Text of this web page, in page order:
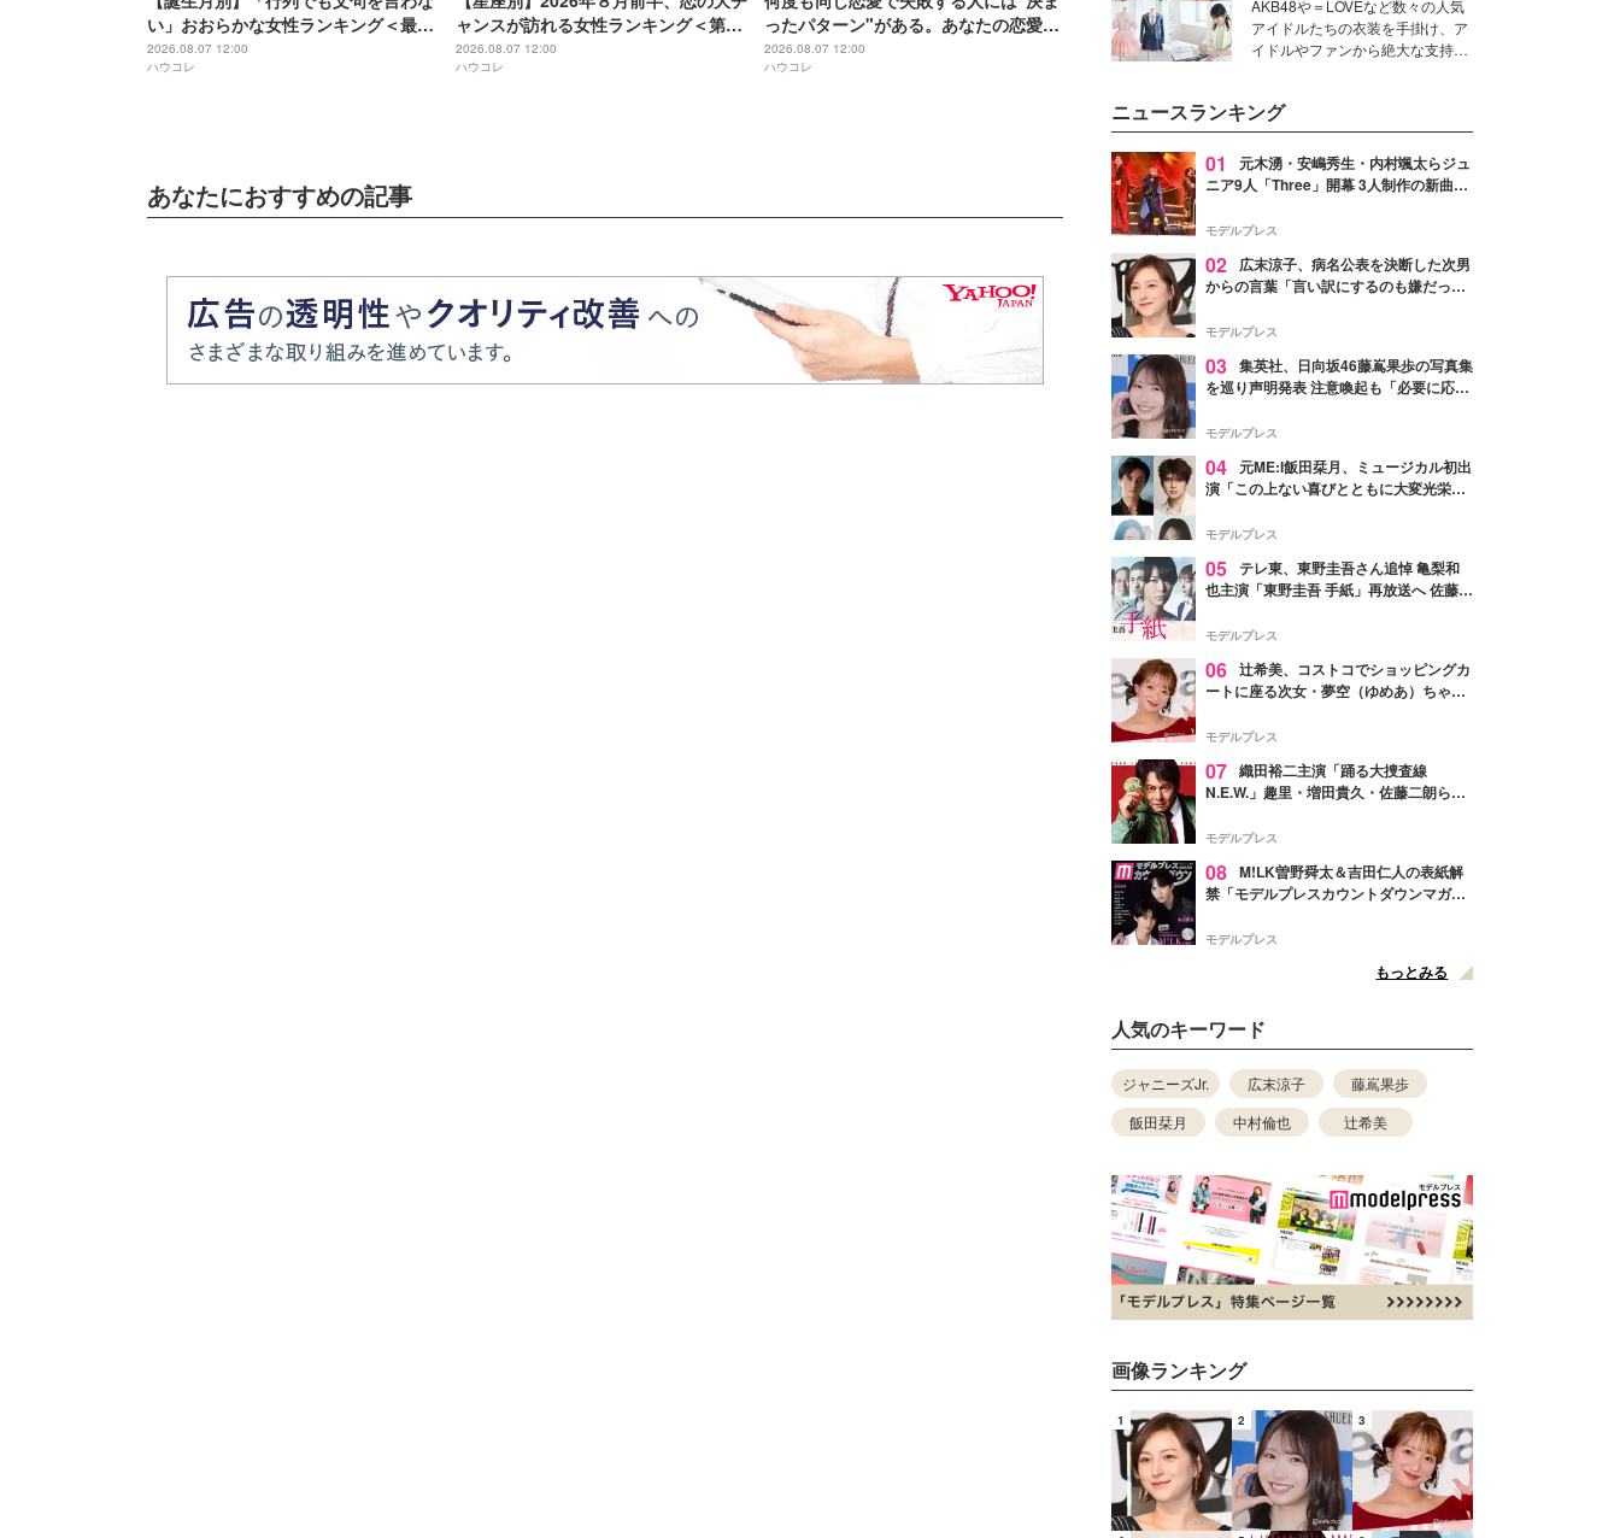
い」おおらかな女性ランキング＜最下
位～第１０位＞
2026.08.07 12:00
ハウコレ
ャンスが訪れる女性ランキング＜第４
位〜第６位＞
2026.08.07 12:00
ハウコレ
ったパターン"がある。あなたの恋愛タ
イプ診断
2026.08.07 12:00
ハウコレ
あなたにおすすめの記事
すヒントや、2人が感動した夏の
生理の新常識にも迫りました。
クロスシー」インタビュー＞
AKB48や＝LOVEなど数々の人気
アイドルたちの衣装を手掛け、ア
イドルやファンから絶大な支持を
ター・茅野しのぶ。一人ひとりの
個性に寄り添い、魅力を引き出す
衣装作りは、多くの女性たちに勇
気と自信を与え続けている。
ニュースランキング
01
元木湧・安嶋秀生・内村颯太らジュ
ニア9人「Three」開幕 3人制作の新曲＆
進んで夢を掴みたい」【ゲネプロレポ】
モデルプレス
02
広末涼子、病名公表を決断した次男
からの言葉「言い訳にするのも嫌だっ
モデルプレス
03 集英社、日向坂46藤嶌果歩の写真集
を巡り声明発表 注意喚起も「必要に応じ
モデルプレス
04 元ME:I飯田栞月、ミュージカル初出
演「この上ない喜びとともに大変光栄」
ャスト発表
モデルプレス
05 テレ東、東野圭吾さん追悼 亀梨和
也主演「東野圭吾 手紙」再放送へ 佐藤隆
モデルプレス
06 辻希美、コストコでショッピングカ
ートに座る次女・夢空（ゆめあ）ちゃん
ぎ」「成長を感じる」の声
モデルプレス
07 織田裕二主演「踊る大捜査線
N.E.W.」趣里・増田貴久・佐藤二朗ら新
徴する“謎のキーワード”も
モデルプレス
08 M!LK曽野舜太＆吉田仁人の表紙解
禁「モデルプレスカウントダウンマガジ
モデルプレス
もっとみる
人気のキーワード
ジャニーズJr. 広末涼子
藤嶌果歩
飯田栞月
中村倫也 辻希美
画像ランキング
1 2 3